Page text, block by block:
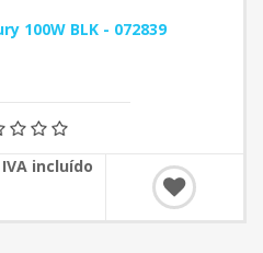
100W BLK - 072839
IVA incluído